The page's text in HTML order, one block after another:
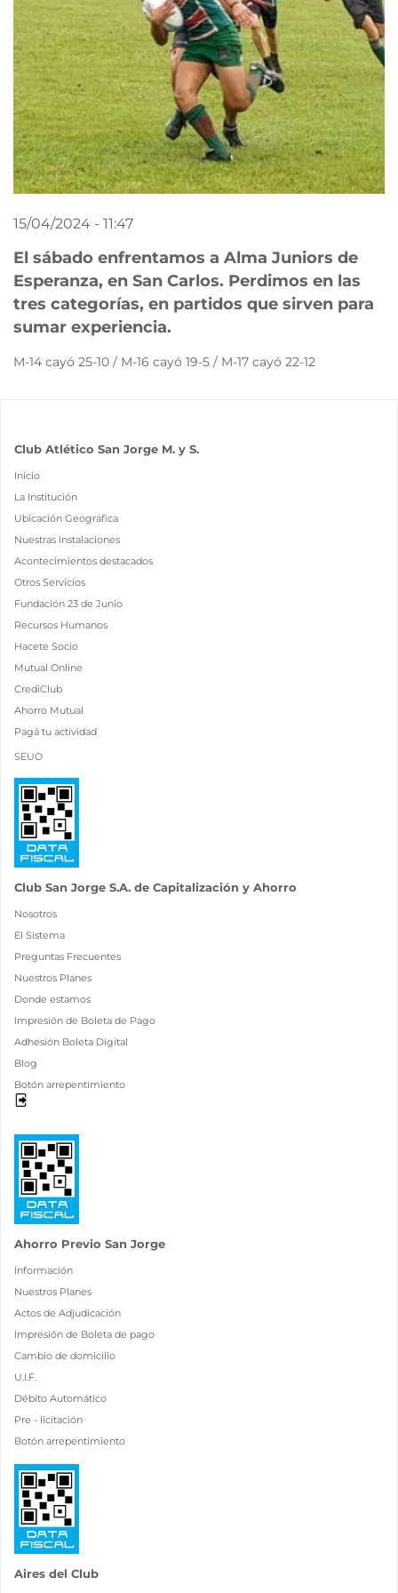
15/04/2024 - 11:47
El sábado enfrentamos a Alma Juniors de
Esperanza, en San Carlos. Perdimos en las
tres categorías, en partidos que sirven para
sumar experiencia.
M-14 cayó 25-10 / M-16 cayó 19-5 / M-17 cayó 22-12
Club Atlético San Jorge M. y S.
Inicio
La Institución
Ubicación Geográfica
Nuestras Instalaciones
Acontecimientos destacados
Otros Servicios
Fundación 23 de Junio
Recursos Humanos
Hacete Socio
Mutual Online
CrediClub
Ahorro Mutual
Pagá tu actividad
SEUO
Club San Jorge S.A. de Capitalización y Ahorro
Nosotros
El Sistema
Preguntas Frecuentes
Nuestros Planes
Donde estamos
Impresión de Boleta de Pago
Adhesión Boleta Digital
Blog
Botón arrepentimiento
Ahorro Previo San Jorge
Información
Nuestros Planes
Actos de Adjudicación
Impresión de Boleta de pago
Cambio de domicilio
U.I.F.
Débito Automático
Pre - licitación
Botón arrepentimiento
Aires del Club